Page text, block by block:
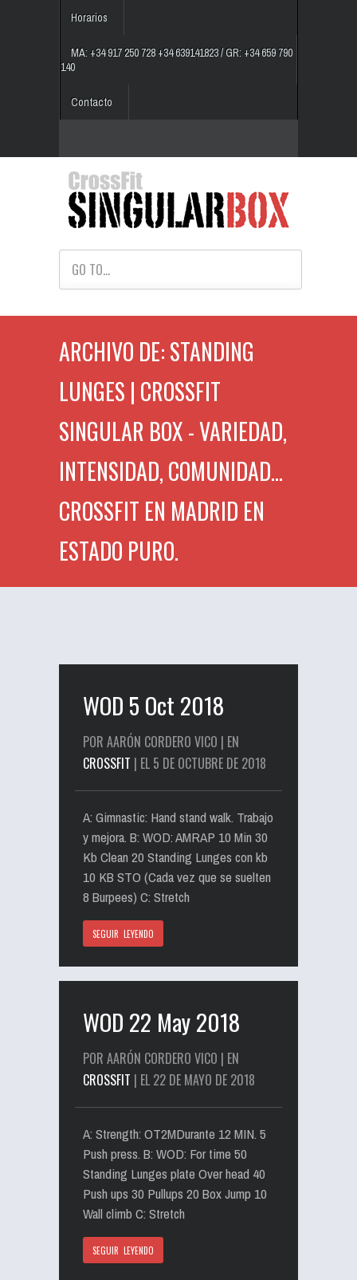
Horarios
MA: +34 917 250 728 +34 639141823 / GR: +34 659 790
140
Contacto
GO TO...
ARCHIVO DE: STANDING
LUNGES | CROSSFIT
SINGULAR BOX - VARIEDAD,
INTENSIDAD, COMUNIDAD...
CROSSFIT EN MADRID EN
ESTADO PURO.
WOD 5 Oct 2018
POR AARÓN CORDERO VICO | EN
CROSSFIT | EL 5 DE OCTUBRE DE 2018
A: Gimnastic: Hand stand walk. Trabajo
y mejora. B: WOD: AMRAP 10 Min 30
Kb Clean 20 Standing Lunges con kb
10 KB STO (Cada vez que se suelten
8 Burpees) C: Stretch
SEGUIR LEYENDO
WOD 22 May 2018
POR AARÓN CORDERO VICO | EN
CROSSFIT | EL 22 DE MAYO DE 2018
A: Strength: OT2MDurante 12 MIN. 5
Push press. B: WOD: For time 50
Standing Lunges plate Over head 40
Push ups 30 Pullups 20 Box Jump 10
Wall climb C: Stretch
SEGUIR LEYENDO